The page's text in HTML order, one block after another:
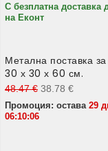
С безплатна доставка
на Еконт
-20%
Метална поставка за
30 х 30 х 60 см.
48.47€ 38.78 €
Промоция: остава 29
06:10:05